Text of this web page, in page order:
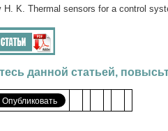
H. K. Thermal sensors for a control
данной статьей,